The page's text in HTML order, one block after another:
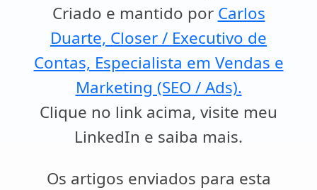
Criado e mantido por Carlos
Duarte, Closer / Executivo de
Contas, Especialista em Vendas e
Marketing (SEO / Ads).
Clique no link acima, visite meu
LinkedIn e saiba mais.
Os artigos enviados para esta